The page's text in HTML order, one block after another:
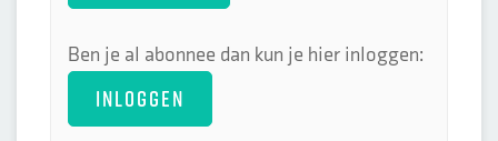
Ben je al abonnee dan kun je hier inloggen:
INLOGGEN